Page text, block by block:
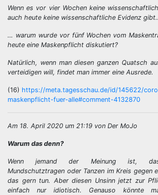
Wenn es vor vier Wochen keine
auch heute keine wissenschaftliche Evidenz
… warum wurde vor fünf Wochen vom
heute eine Maskenpflicht diskutiert?
Natürlich, wenn man diesen ganzen Quatsch
verteidigen will, findet man immer eine Ausrede.
(16) https://meta.tagesschau.de/id/145622/
maskenpflicht-fuer-alle#comment-4132870
Am 18. April 2020 um 21:19 von Der MoJo
Warum das denn?
Wenn jemand der Meinung ist, dass
Mundschutztragen oder Tanzen im Kreis gegen
das gern tun. Aber diesen Unsinn jetzt zur
einfach nur idiotisch. Genauso könnte